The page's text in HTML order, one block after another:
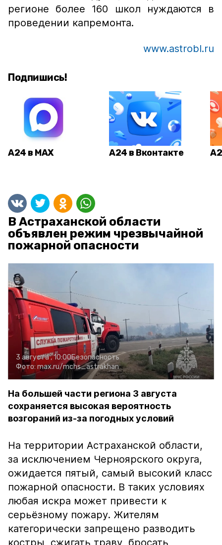
регионе более 160 школ нуждаются в
проведении капремонта.
www.astrobl.ru
Подпишись!
А24 в MAX А24 в Вконтакте
В Астраханской области
объявлен режим чрезвычайной
пожарной опасности
3 августа , 10:00Безопасность
Фото: max.ru/mchs_astrakhan
На большей части региона 3 августа
сохраняется высокая вероятность
возгораний из-за погодных условий
На территории Астраханской области,
за исключением Черноярского округа,
ожидается пятый, самый высокий класс
пожарной опасности. В таких условиях
любая искра может привести к
серьёзному пожару. Жителям
категорически запрещено разводить
костры, сжигать траву, бросать